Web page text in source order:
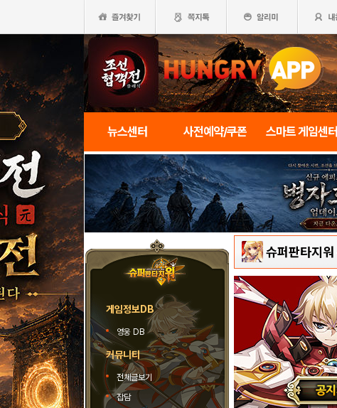
뉴스센터 사전예약/쿠폰 스마트 게임센터
게임정보DB
영웅 DB
커뮤니티
전체글보기
잡담
슈퍼판타지워